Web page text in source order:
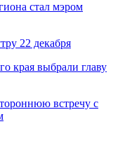
стал мэром
22 декабря
края выбрали главу
встречу с